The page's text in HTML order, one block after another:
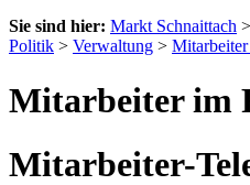
Sie sind hier: Markt Schnaittach >
Politik > Verwaltung >
Mitarbeiter im
Mitarbeiter-